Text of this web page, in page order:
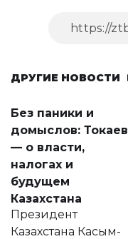
ДРУГИЕ НОВОСТИ
Без паники и
домыслов: Токаев
— о власти,
налогах и
будущем
Казахстана
Президент
Казахстана Касым-